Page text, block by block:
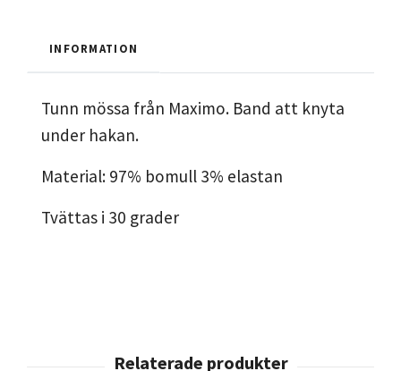
INFORMATION
Tunn mössa från Maximo. Band att knyta
under hakan.
Material: 97% bomull 3% elastan
Tvättas i 30 grader